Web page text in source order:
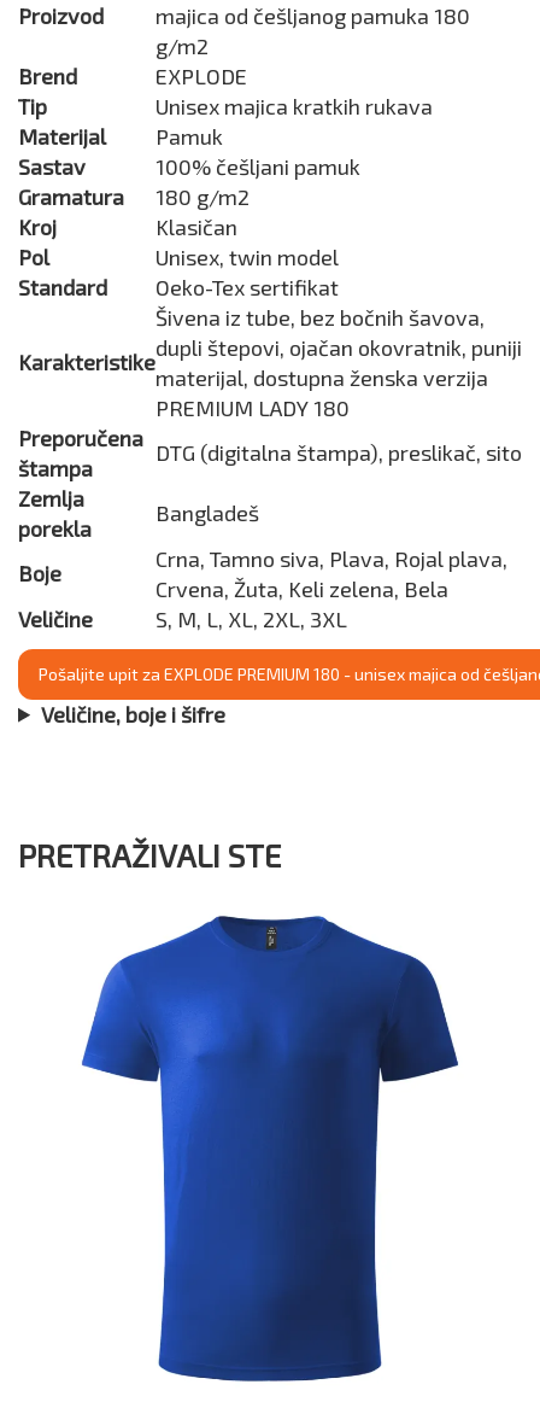
Proizvod
majica od češljanog pamuka 180
g/m2
Brend
EXPLODE
Tip
Unisex majica kratkih rukava
Materijal
Pamuk
Sastav
100% češljani pamuk
Gramatura
180 g/m2
Kroj
Klasičan
Pol
Unisex, twin model
Standard
Oeko-Tex sertifikat
Karakteristike
Šivena iz tube, bez bočnih šavova,
dupli štepovi, ojačan okovratnik, puniji
materijal, dostupna ženska verzija
PREMIUM LADY 180
Preporučena
štampa
DTG (digitalna štampa), preslikač, sito
Zemlja
porekla
Bangladeš
Boje
Crna, Tamno siva, Plava, Rojal plava,
Crvena, Žuta, Keli zelena, Bela
Veličine
S, M, L, XL, 2XL, 3XL
Pošaljite upit za EXPLODE PREMIUM 180 - unisex majica od
Veličine, boje i šifre
PRETRAŽIVALI STE